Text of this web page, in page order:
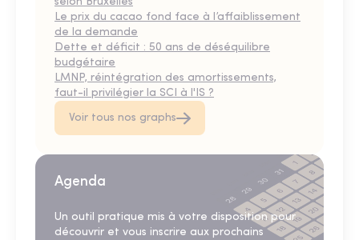
Le prix du cacao fond face à l’affaiblissement
de la demande
Dette et déficit : 50 ans de déséquilibre
budgétaire
LMNP, réintégration des amortissements,
faut-il privilégier la SCI à l'IS ?
Voir tous nos graphs
Agenda
Un outil pratique mis à votre disposition pour
découvrir et vous inscrire aux prochains